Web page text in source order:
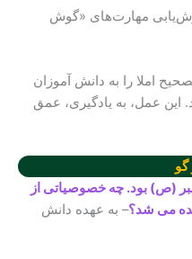
مهارت‌های «گوش
املا را به دانش آموزان
این عمل، به یادگیری، عمق
(ص) بود. چه خصوصیاتی از
می شد؟– به عهده دانش